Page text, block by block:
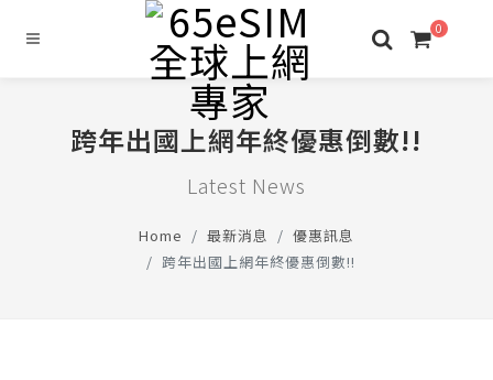
0
跨年出國上網年終優惠倒數!!
Latest News
Home 最新消息
優惠訊息
跨年出國上網年終優惠倒數!!